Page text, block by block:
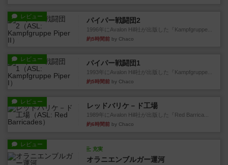
レビュー パイパー戦闘団2
1996年にAvalon Hill社が出版した『Kampfgruppe...
約5時間前 by Chaco
レビュー パイパー戦闘団1
1993年にAvalon Hill社が出版した『Kampfgruppe...
約5時間前 by Chaco
レビュー レッドバリケ－ド工場
1989年にAvalon Hill社が出版した『Red Barrica...
約6時間前 by Chaco
レビュー
充実
オラニエンブルガー運河